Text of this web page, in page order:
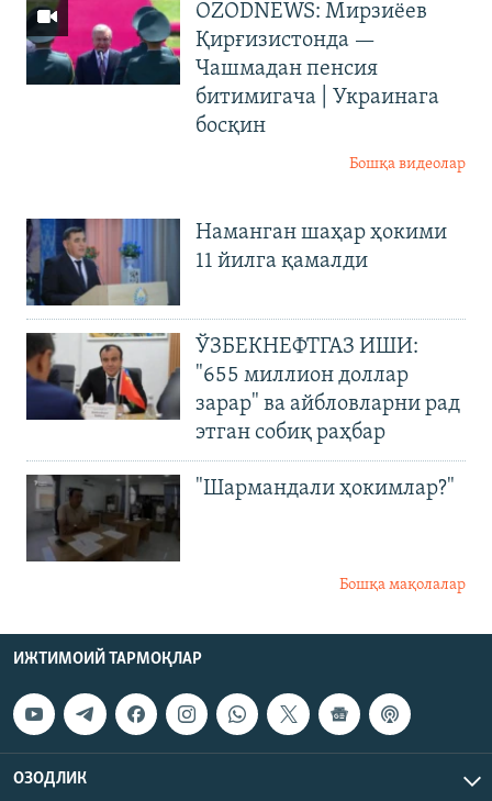
OZODNEWS: Мирзиёев
Қирғизистонда —
Чашмадан пенсия
битимигача | Украинага
босқин
Бошқа видеолар
Наманган шаҳар ҳокими
11 йилга қамалди
ЎЗБЕКНЕФТГАЗ ИШИ:
"655 миллион доллар
зарар" ва айбловларни рад
этган собиқ раҳбар
"Шармандали ҳокимлар?"
Бошқа мақолалар
ИЖТИМОИЙ ТАРМОҚЛАР
ОЗОДЛИК